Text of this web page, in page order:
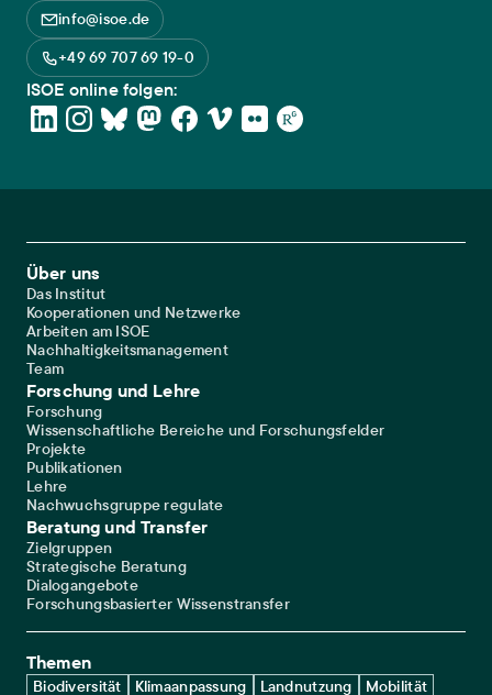
info@isoe.de
+49 69 707 69 19-0
ISOE online folgen:
Footer Main Navigation
Über uns
Das Institut
Kooperationen und Netzwerke
Arbeiten am ISOE
Nachhaltigkeitsmanagement
Team
Forschung und Lehre
Forschung
Wissenschaftliche Bereiche und Forschungsfelder
Projekte
Publikationen
Lehre
Nachwuchsgruppe regulate
Beratung und Transfer
Zielgruppen
Strategische Beratung
Dialogangebote
Forschungsbasierter Wissenstransfer
Themen
Biodiversität Klimaanpassung Landnutzung Mobilität